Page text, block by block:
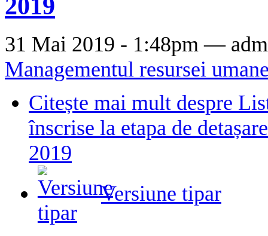
2019
31 Mai 2019 - 1:48pm —
Managementul resursei
Citește mai mult despre
înscrise la etapa de
2019
Versiune tipar